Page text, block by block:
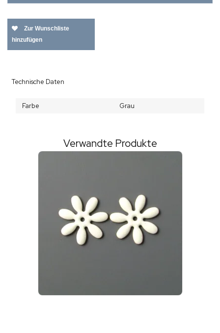
Zur Wunschliste
hinzufügen
Technische Daten
Farbe Grau
Verwandte Produkte